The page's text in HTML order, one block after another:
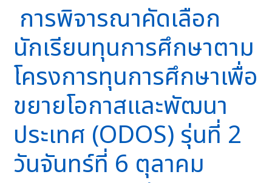
การพิจารณาคัดเลือก
นักเรียนทุนการศึกษาตาม
โครงการทุนการศึกษาเพื่อ
ขยายโอกาสและพัฒนา
ประเทศ (ODOS) รุ่นที่ 2
วันจันทร์ที่ 6 ตุลาคม